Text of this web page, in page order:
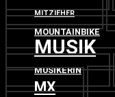
MITZIEHER
MOUNTAINBIKE
MUSIK
MUSIKERIN
MX